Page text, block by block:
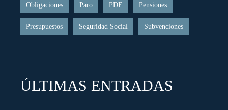
Obligaciones Paro PDE Pensiones
Presupuestos Seguridad Social Subvenciones
ÚLTIMAS ENTRADAS